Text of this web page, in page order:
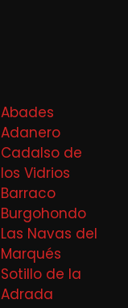
Abades
Adanero
Cadalso de
los Vidrios
Barraco
Burgohondo
Las Navas del
Marqués
Sotillo de la
Adrada